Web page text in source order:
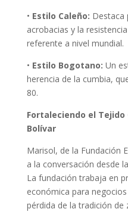
• Estilo Caleño: Destaca
acrobacias y la
referente a nivel mundial.
• Estilo Bogotano: Un
herencia de la cumbia,
80.
Fortaleciendo el
Bolívar
Marisol, de la Fundación
a la conversación desde
La fundación trabaja en
económica para
pérdida de la tradición